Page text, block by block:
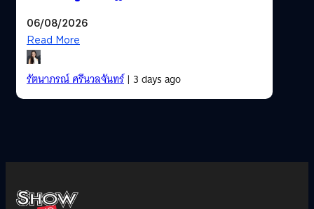
06/08/2026
Read More
รัตนาภรณ์ ศรีนวลจันทร์| 3 days ago